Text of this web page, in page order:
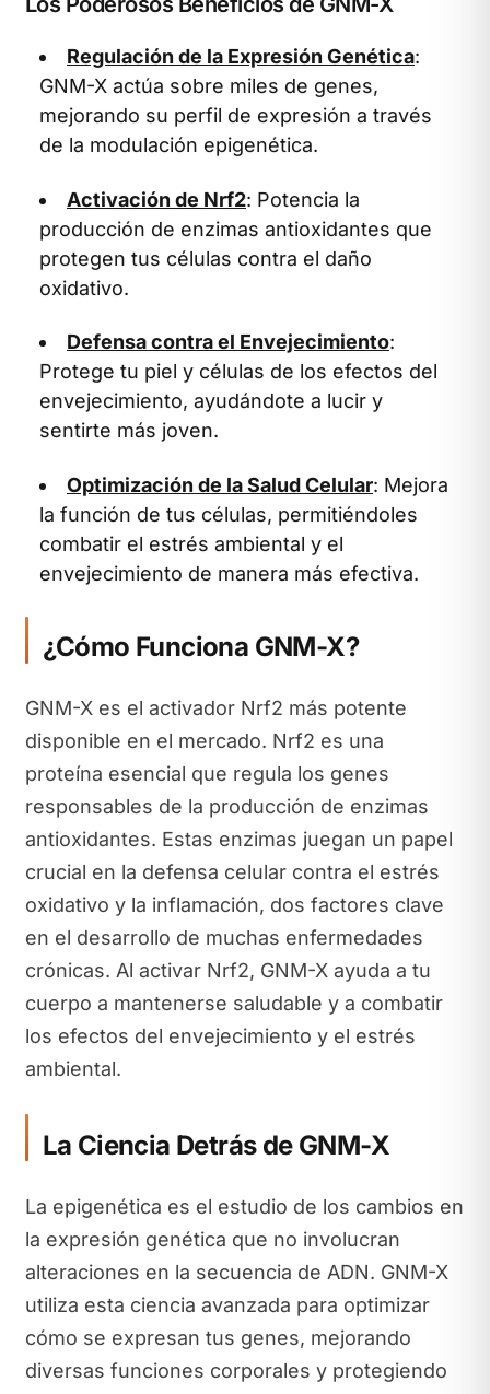
Regulación de la Expresión Genética:
GNM-X actúa sobre miles de genes,
mejorando su perfil de expresión a través
de la modulación epigenética.
Activación de Nrf2: Potencia la
producción de enzimas antioxidantes que
protegen tus células contra el daño
oxidativo.
Defensa contra el Envejecimiento:
Protege tu piel y células de los efectos del
envejecimiento, ayudándote a lucir y
sentirte más joven.
Optimización de la Salud Celular: Mejora
la función de tus células, permitiéndoles
combatir el estrés ambiental y el
envejecimiento de manera más efectiva.
¿Cómo Funciona GNM-X?
GNM-X es el activador Nrf2 más potente
disponible en el mercado. Nrf2 es una
proteína esencial que regula los genes
responsables de la producción de enzimas
antioxidantes. Estas enzimas juegan un papel
crucial en la defensa celular contra el estrés
oxidativo y la inflamación, dos factores clave
en el desarrollo de muchas enfermedades
crónicas. Al activar Nrf2, GNM-X ayuda a tu
cuerpo a mantenerse saludable y a combatir
los efectos del envejecimiento y el estrés
ambiental.
La Ciencia Detrás de GNM-X
La epigenética es el estudio de los cambios en
la expresión genética que no involucran
alteraciones en la secuencia de ADN. GNM-X
utiliza esta ciencia avanzada para optimizar
cómo se expresan tus genes, mejorando
diversas funciones corporales y protegiendo